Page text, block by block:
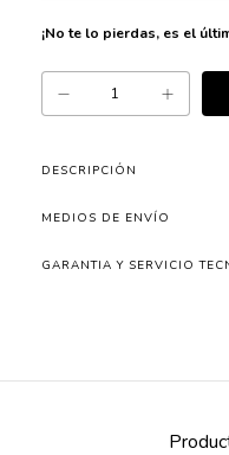
¡No te lo pierdas, es el
DESCRIPCIÓN
MEDIOS DE ENVÍO
GARANTIA Y SERVICIO